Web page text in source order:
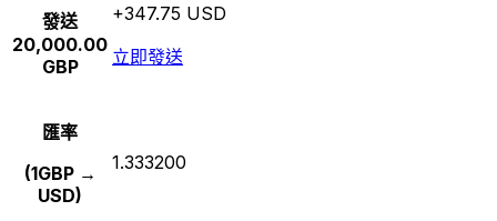
發送
20,000.00
GBP
+347.75 USD
立即發送
匯率
(1GBP →
USD)
1.333200